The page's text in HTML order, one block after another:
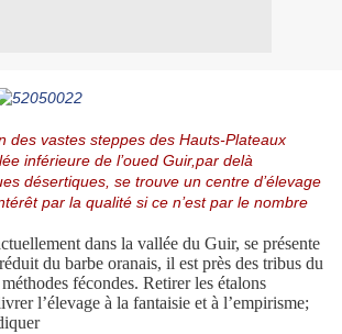
des vastes steppes des Hauts-Plateaux
inférieure de l’oued Guir,par delà
désertiques, se trouve un centre d’élevage
par la qualité si ce n’est par le nombre
dans la vallée du Guir, se présente
du barbe oranais, il est près des tribus du
fécondes. Retirer les étalons
l’élevage à la fantaisie et à l’empirisme;